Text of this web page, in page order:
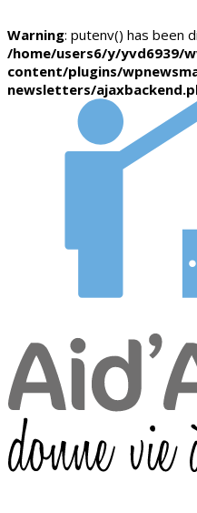
Warning: putenv() has been
/home/users6/y/yvd6939/
content/plugins/
newsletters/